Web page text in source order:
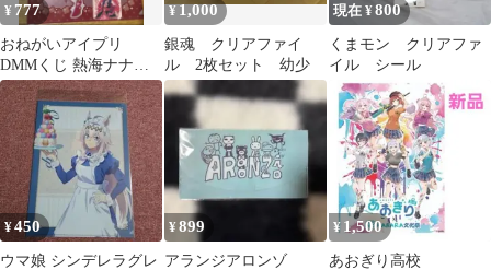
¥ 777
おねがいアイプリ
DMMくじ 熱海ナナ
クリアファイル アク
リルキーホルダー
¥1,000
銀魂 クリアファイ
ル 2枚セット 幼少
現在 ¥800
くまモン クリアファ
イル シール
¥450
ウマ娘 シンデレラグレ
¥899
アランジアロンゾ
¥ 1,500
あおぎり高校